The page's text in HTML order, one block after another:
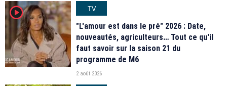
player2
TV
"L'amour est dans le pré" 2026 : Date,
nouveautés, agriculteurs… Tout ce qu'il
faut savoir sur la saison 21 du
programme de M6
2 août 2026